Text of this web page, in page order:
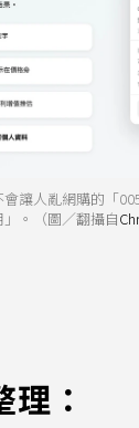
讓人亂網購的「
。（圖／翻攝自
：